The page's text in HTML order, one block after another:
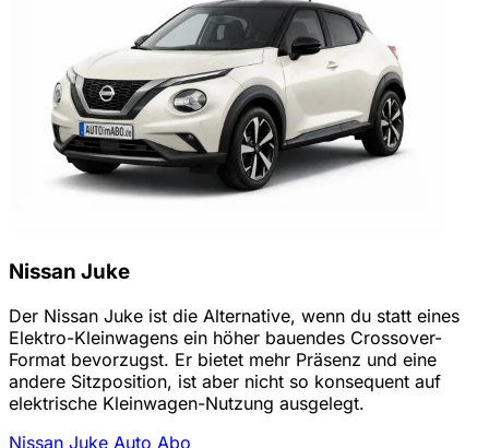
Nissan Juke
Der Nissan Juke ist die Alternative, wenn du statt eines
Elektro-Kleinwagens ein höher bauendes Crossover-
Format bevorzugst. Er bietet mehr Präsenz und eine
andere Sitzposition, ist aber nicht so konsequent auf
elektrische Kleinwagen-Nutzung ausgelegt.
Nissan Juke Auto Abo